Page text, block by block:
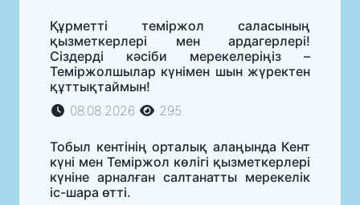
Құрметті теміржол саласының
қызметкерлері мен ардагерлері!
Сіздерді кәсіби мерекелеріңіз –
Теміржолшылар күнімен шын жүректен
құттықтаймын!
08.08.2026
295
Тобыл кентінің орталық алаңында Кент
күні мен Теміржол көлігі қызметкерлері
күніне арналған салтанатты мерекелік
іс-шара өтті.